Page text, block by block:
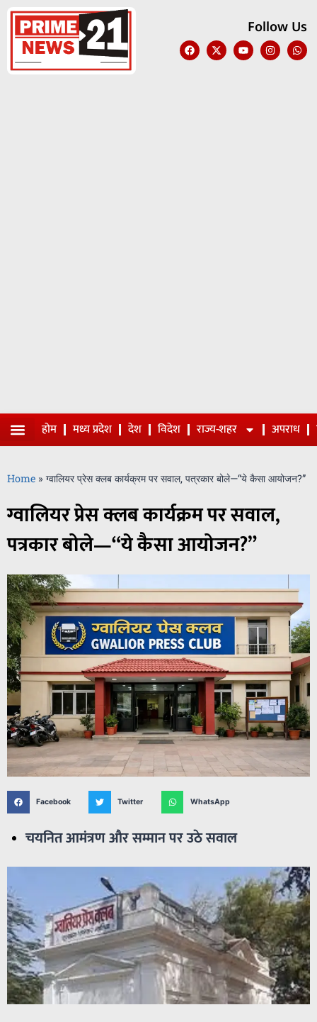
Follow Us
होम मध्य प्रदेश देश विदेश राज्य-शहर अपराध
Home » ग्वालियर प्रेस क्लब कार्यक्रम पर सवाल, पत्रकार बोले—“ये कैसा आयोजन?”
ग्वालियर प्रेस क्लब कार्यक्रम पर सवाल,
पत्रकार बोले—“ये कैसा आयोजन?”
Facebook Twitter WhatsApp
चयनित आमंत्रण और सम्मान पर उठे सवाल